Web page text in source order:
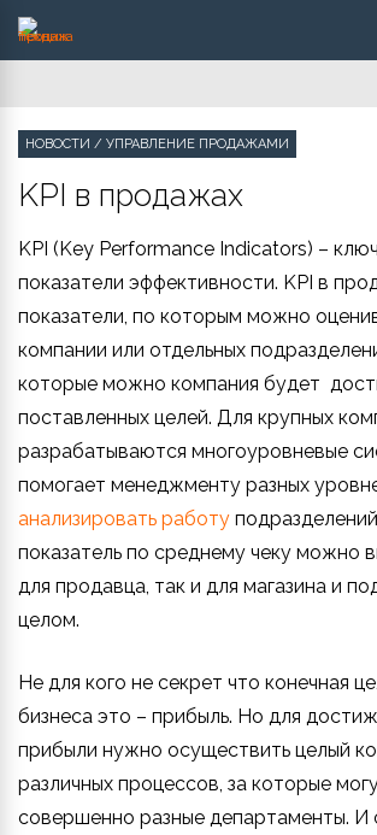
НОВОСТИ / УПРАВЛЕНИЕ ПРОДАЖАМИ
KPI в продажах
KPI (Key Performance Indicators) –
показатели эффективности. KPI в
показатели, по которым можно
компании или отдельных
которые можно компания будет
поставленных целей. Для крупных
разрабатываются многоуровневые
помогает менеджменту разных
анализировать работу
показатель по среднему чеку можно
для продавца, так и для магазина и
целом.
Не для кого не секрет что конечная
бизнеса это – прибыль. Но для
прибыли нужно осуществить целый
различных процессов, за которые
совершенно разные департаменты. И